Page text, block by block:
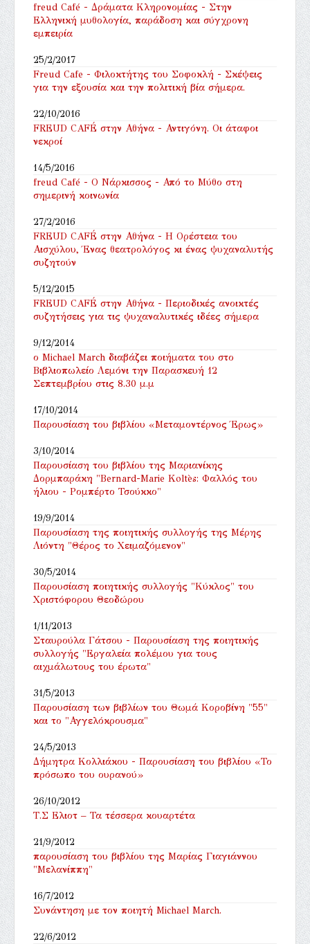
freud Café - Δράματα Κληρονομίας - Στην
Ελληνική μυθολογία, παράδοση και σύγχρονη
εμπειρία
25/2/2017
Freud Cafe - Φιλοκτήτης του Σοφοκλή - Σκέψεις
για την εξουσία και την πολιτική βία σήμερα.
22/10/2016
FREUD CAFÉ στην Αθήνα - Αντιγόνη. Οι άταφοι
νεκροί
14/5/2016
freud Café - Ο Νάρκισσος - Από το Μύθο στη
σημερινή κοινωνία
27/2/2016
FREUD CAFÉ στην Αθήνα - ‎Η Ορέστεια του
Αισχύλου, Ένας θεατρολόγος κι ένας ψυχαναλυτής
συζητούν
5/12/2015
FREUD CAFÉ στην Αθήνα - Περιοδικές ανοικτές
συζητήσεις για τις ψυχαναλυτικές ιδέες σήμερα
9/12/2014
ο Michael March διαβάζει ποιήματα του στο
Βιβλιοπωλείο Λεμόνι την Παρασκευή 12
Σεπτεμβρίου στις 8.30 μ.μ
17/10/2014
Παρουσίαση του βιβλίου «Μεταμοντέρνος Έρως»
3/10/2014
Παρουσίαση του βιβλίου της Μαριανίκης
Δορμπαράκη "Bernard-Marie Koltès: Φαλλός του
ήλιου - Ρομπέρτο Τσούκκο"
19/9/2014
Παρουσίαση της ποιητικής συλλογής της Μέρης
Λιόντη "Θέρος το Χειμαζόμενον"
30/5/2014
Παρουσίαση ποιητικής συλλογής "Κύκλος" του
Χριστόφορου Θεοδώρου
1/11/2013
Σταυρούλα Γάτσου - Παρουσίαση της ποιητικής
συλλογής "Εργαλεία πολέμου για τους
αιχμάλωτους του έρωτα"
31/5/2013
Παρουσίαση των βιβλίων του Θωμά Κοροβίνη "55"
και το "Αγγελόκρουσμα"
24/5/2013
Δήμητρα Κολλιάκου - Παρουσίαση του βιβλίου «Το
πρόσωπο του ουρανού»
26/10/2012
Τ.Σ Ελιοτ – Τα τέσσερα κουαρτέτα
21/9/2012
παρουσίαση του βιβλίου της Μαρίας Γιαγιάννου
"Μελανίππη"
16/7/2012
Συνάντηση με τον ποιητή Michael March.
22/6/2012